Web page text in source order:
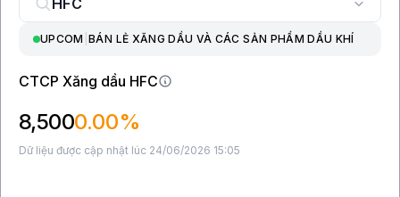
UPCOM |BÁN LẺ XĂNG DẦU VÀ CÁC SẢN PHẨM DẦU KHÍ
CTCP Xăng dầu HFC
8,5000.00%
Dữ liệu được cập nhật lúc 24/06/2026 15:05